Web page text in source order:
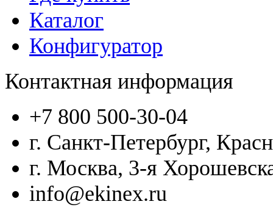
Каталог
Конфигуратор
Контактная информация
+7 800 500-30-04
г. Санкт-Петербург,
г. Москва, 3-я
info@ekinex.ru